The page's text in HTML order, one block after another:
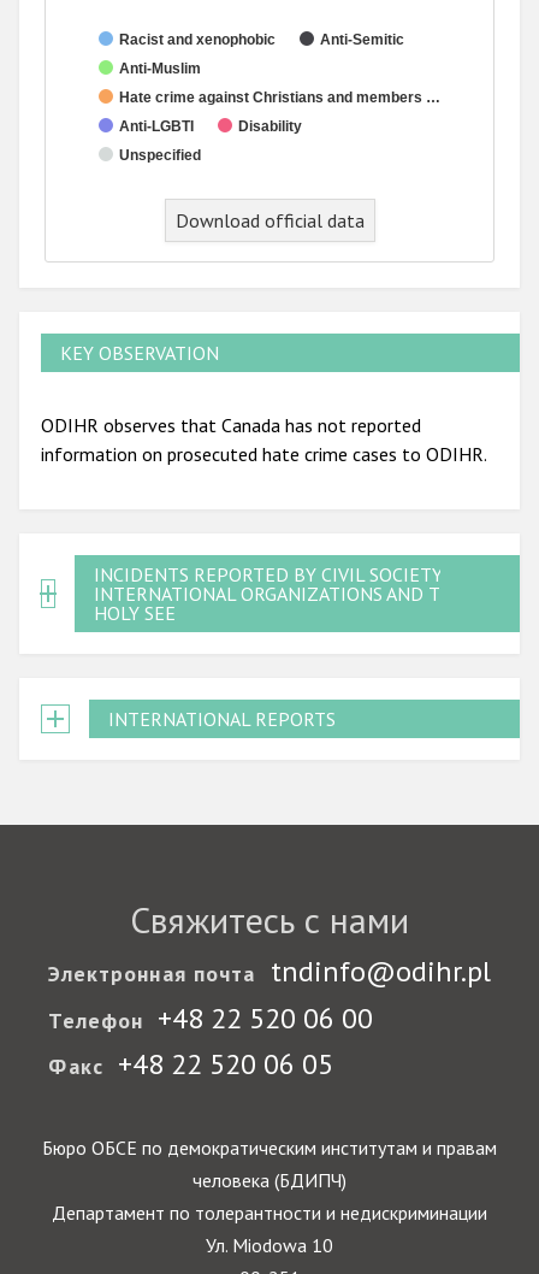
Racist and xenophobic
Anti-Semitic
Anti-Muslim
Hate crime against Christians and members …
Anti-LGBTI
Disability
Unspecified
Download official data
KEY OBSERVATION
ODIHR observes that Canada has not reported
information on prosecuted hate crime cases to ODIHR.
INCIDENTS REPORTED BY CIVIL SOCIETY,
INTERNATIONAL ORGANIZATIONS AND THE
HOLY SEE
INTERNATIONAL REPORTS
Свяжитесь с нами
Электронная почта tndinfo@odihr.pl
Телефон +48 22 520 06 00
Факс +48 22 520 06 05
Бюро ОБСЕ по демократическим институтам и правам
человека (БДИПЧ)
Департамент по толерантности и недискриминации
Ул. Miodowa 10